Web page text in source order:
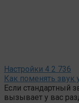
Настройки 4 2 736
Как поменять звук
Если стандартный
вызывает у вас